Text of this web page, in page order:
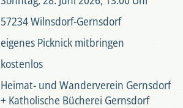
57234 Wilnsdorf-Gernsdorf
eigenes Picknick mitbringen
kostenlos
Heimat- und Wanderverein Gernsdorf
+ Katholische Bücherei Gernsdorf